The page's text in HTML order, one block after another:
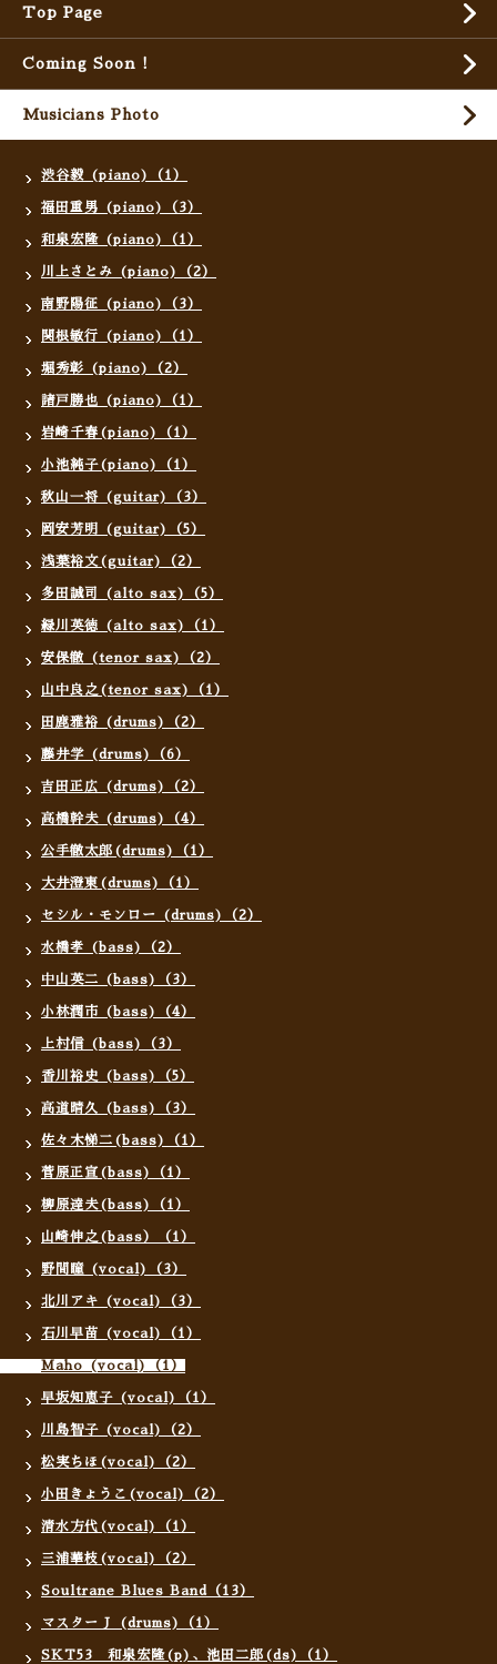
Top Page
Coming Soon !
Musicians Photo
渋谷毅 (piano)（1）
福田重男 (piano)（3）
和泉宏隆 (piano)（1）
川上さとみ (piano)（2）
南野陽征 (piano)（3）
関根敏行 (piano)（1）
堀秀彰 (piano)（2）
諸戸勝也 (piano)（1）
岩崎千春(piano)（1）
小池純子(piano)（1）
秋山一将 (guitar)（3）
岡安芳明 (guitar)（5）
浅葉裕文(guitar)（2）
多田誠司 (alto sax)（5）
緑川英徳 (alto sax)（1）
安保徹 (tenor sax)（2）
山中良之(tenor sax)（1）
田鹿雅裕 (drums)（2）
藤井学 (drums)（6）
吉田正広 (drums)（2）
高橋幹夫 (drums)（4）
公手徹太郎(drums)（1）
大井澄東(drums)（1）
セシル・モンロー (drums)（2）
水橋孝 (bass)（2）
中山英二 (bass)（3）
小林潤市 (bass)（4）
上村信 (bass)（3）
香川裕史 (bass)（5）
高道晴久 (bass)（3）
佐々木悌二(bass)（1）
菅原正宣(bass)（1）
柳原達夫(bass)（1）
山崎伸之(bass）（1）
野間瞳 (vocal)（3）
北川アキ (vocal)（3）
石川早苗 (vocal)（1）
Maho (vocal)（1）
早坂知恵子 (vocal)（1）
川島智子 (vocal)（2）
松実ちほ(vocal)（2）
小田きょうこ(vocal)（2）
清水方代(vocal)（1）
三浦華枝(vocal)（2）
Soultrane Blues Band（13）
マスターＪ (drums)（1）
SKT53 和泉宏隆(p)、池田二郎(ds)（1）